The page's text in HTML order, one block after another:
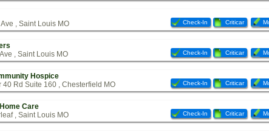
, Saint Louis MO
Check-In Criticar
, Saint Louis MO
Check-In Criticar
Hospice
40 Rd Suite 160 , Chesterfield MO
Check-In Criticar
Care
, Saint Louis MO
Check-In Criticar